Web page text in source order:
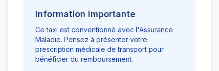
Information importante
Ce taxi est conventionné avec l'Assurance
Maladie. Pensez à présenter votre
prescription médicale de transport pour
bénéficier du remboursement.